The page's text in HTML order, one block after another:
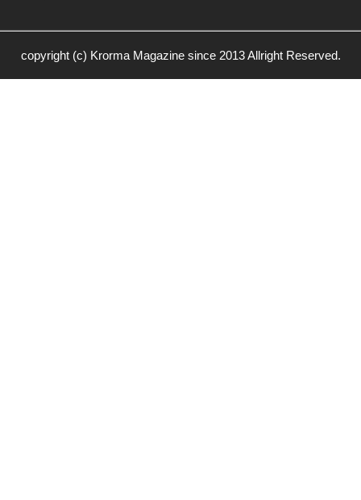
copyright (c) Krorma Magazine since 2013 Allright Reserved.